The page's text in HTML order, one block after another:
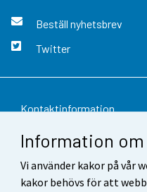
Information
Vi använder kakor på vår
kakor behövs för att
Beställ nyhetsbrev
Twitter
Kontaktinformation
Respons
Användarvillkor